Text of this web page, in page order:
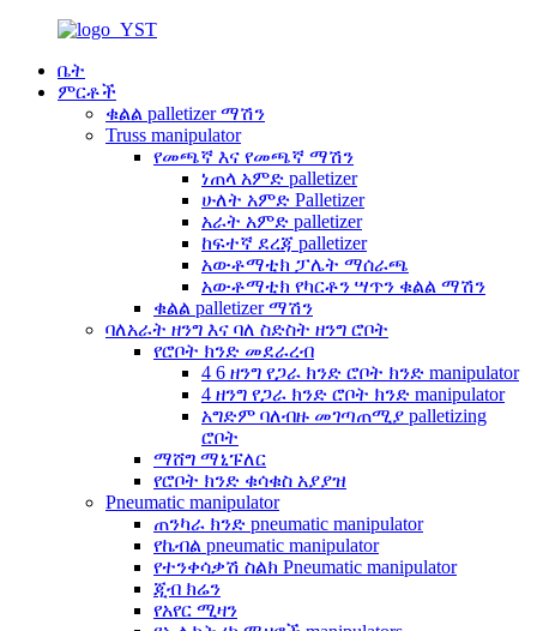
ቤት
ምርቶች
ቁልል palletizer ማሽን
Truss manipulator
የመጫኛ እና የመጫኛ ማሽን
ነጠላ አምድ palletizer
ሁለት አምድ Palletizer
አራት አምድ palletizer
ከፍተኛ ደረጃ palletizer
አውቶማቲክ ፓሌት ማሰራጫ
አውቶማቲክ የካርቶን ሣጥን ቁልል ማሽን
ቁልል palletizer ማሽን
ባለአራት ዘንግ እና ባለ ስድስት ዘንግ ሮቦት
የሮቦት ክንድ መደራረብ
4 6 ዘንግ የጋራ ክንድ ሮቦት ክንድ manipulator
4 ዘንግ የጋራ ክንድ ሮቦት ክንድ manipulator
አግድም ባለብዙ መገጣጠሚያ palletizing
ሮቦት
ማሸግ ማኒፑለር
የሮቦት ክንድ ቁሳቁስ አያያዝ
Pneumatic manipulator
ጠንካራ ክንድ pneumatic manipulator
የኬብል pneumatic manipulator
የተንቀሳቃሽ ስልክ Pneumatic manipulator
ጂብ ክሬን
የአየር ሚዛን